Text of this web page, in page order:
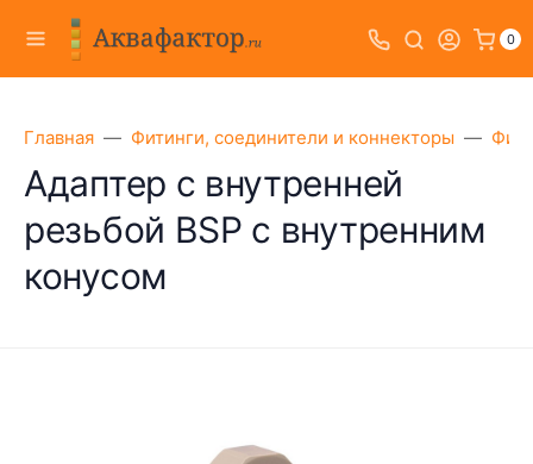
0
Главная Фитинги, соединители и коннекторы
Адаптер с внутренней
резьбой BSP с внутренним
конусом